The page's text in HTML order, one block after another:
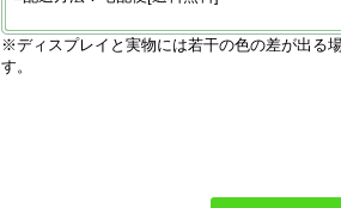
※ディスプレイと実物には若干の色の差が出る
す。